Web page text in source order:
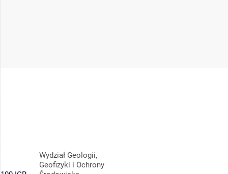
Wydział Geologii,
Geofizyki i Ochrony